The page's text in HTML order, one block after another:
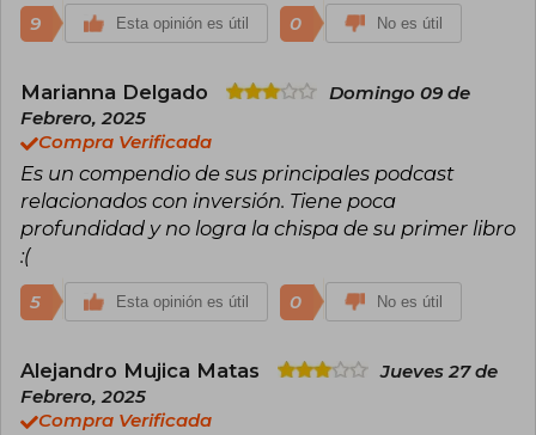
9 Esta opinión es útil 0 No es útil
Marianna Delgado
Domingo 09 de
Febrero, 2025
Compra Verificada
Es un compendio de sus principales podcast
relacionados con inversión. Tiene poca
profundidad y no logra la chispa de su primer libro
:(
5 Esta opinión es útil 0 No es útil
Alejandro Mujica Matas
Jueves 27 de
Febrero, 2025
Compra Verificada